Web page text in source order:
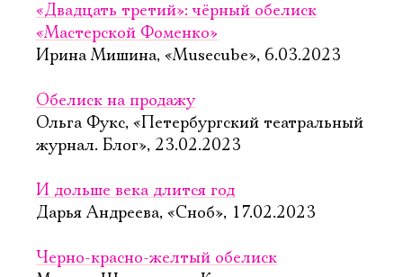
«Двадцать третий»: чёрный обелиск
«Мастерской Фоменко»
Ирина Мишина, «Musecube», 6.03.2023
Обелиск на продажу
Ольга Фукс, «Петербургский театральный
журнал. Блог», 23.02.2023
И дольше века длится год
Дарья Андреева, «Сноб», 17.02.2023
Черно-красно-желтый обелиск